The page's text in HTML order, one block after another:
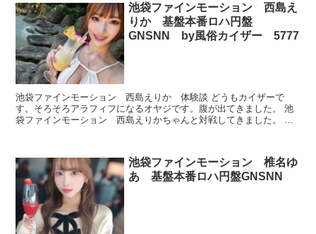
池袋ファインモーション 西島え
りか 基盤本番ロハ円盤
GNSNN by風俗カイザー 5777
池袋ファインモーション 西島えりか 体験談 どうもカイザーで
す。そろそろアラフィフになるオヤジです。腹が出てきました。 池
袋ファインモーション 西島えりかちゃんと対戦してきました。 池
池袋ファインモーション 椎名ゆ
あ 基盤本番ロハ円盤GNSNN